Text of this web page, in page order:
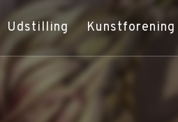
Udstilling Kunstforening